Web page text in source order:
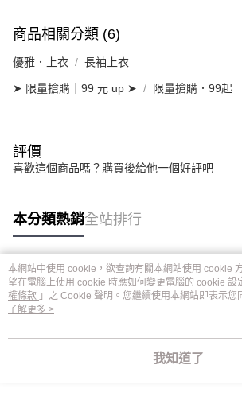
商品相關分類 (6)
優雅．上衣 長袖上衣
➤ 限量搶購｜99 元 up ➤ 限量搶購．99起
評價
喜歡這個商品嗎？購買後給他一個好評吧
本分類熱銷全站排行
熱門標籤
本網站中使用 cookie，欲查詢有關本網站使用 cookie
望在電腦上使用 cookie 時應如何變更電腦的 cookie 設
權條款 」之 Cookie 聲明。您繼續使用本網站即表示您
用條款之 Cookie 聲明使用 cookie。
了解更多 >
我知道了